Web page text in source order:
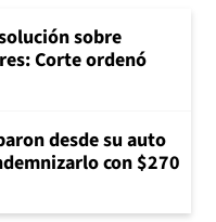
sobre
Corte ordenó
desde su auto
con $270